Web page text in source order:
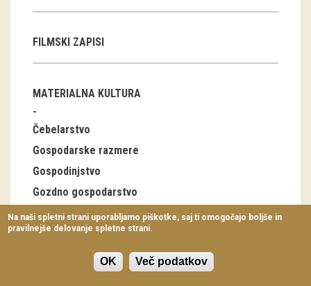
Napovednik
dogodki
Koledar dogodkov
Prireditve
Predavanja
Delavnice
Vodeni ogledi
FILMSKI ZAPISI
MATERIALNA KULTURA
Čebelarstvo
Gospodarske razmere
Gospodinjstvo
Gozdno gospodarstvo
Industrija
Lov, ribolov
Nabiralništvo
Notranja oprema stanovanjskih stavb, bivalna
Na naši spletni strani uporabljamo piškotke, saj ti omogočajo boljše in
pravilnejše delovanje spletne strani.
OK Več podatkov